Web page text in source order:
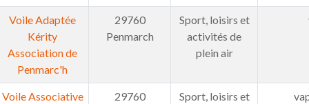
Voile Adaptée
Kérity
Association de
Penmarc'h
29760
Penmarch
Sport, loisirs et
activités de
plein air
Voile Associative
29760
Sport, loisirs et